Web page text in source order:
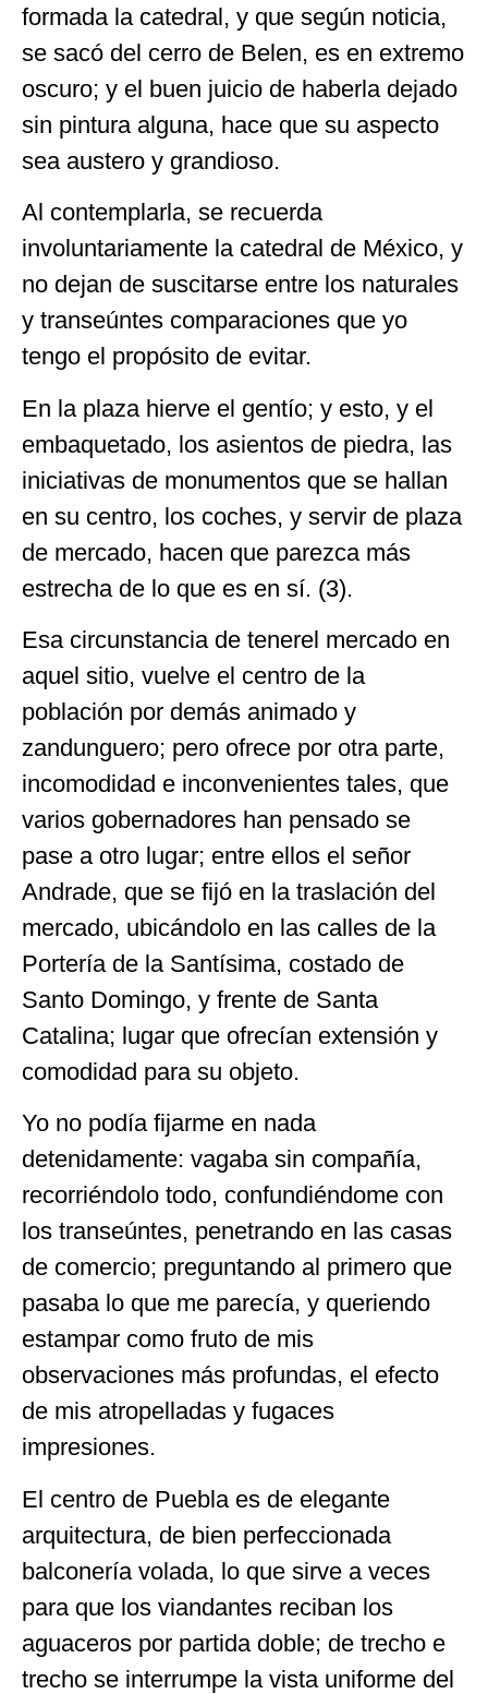
formada la catedral, y que según noticia,
se sacó del cerro de Belen, es en extremo
oscuro; y el buen juicio de haberla dejado
sin pintura alguna, hace que su aspecto
sea austero y grandioso.
Al contemplarla, se recuerda
involuntariamente la catedral de México, y
no dejan de suscitarse entre los naturales
y transeúntes comparaciones que yo
tengo el propósito de evitar.
En la plaza hierve el gentío; y esto, y el
embaquetado, los asientos de piedra, las
iniciativas de monumentos que se hallan
en su centro, los coches, y servir de plaza
de mercado, hacen que parezca más
estrecha de lo que es en sí. (3).
Esa circunstancia de tenerel mercado en
aquel sitio, vuelve el centro de la
población por demás animado y
zandunguero; pero ofrece por otra parte,
incomodidad e inconvenientes tales, que
varios gobernadores han pensado se
pase a otro lugar; entre ellos el señor
Andrade, que se fijó en la traslación del
mercado, ubicándolo en las calles de la
Portería de la Santísima, costado de
Santo Domingo, y frente de Santa
Catalina; lugar que ofrecían extensión y
comodidad para su objeto.
Yo no podía fijarme en nada
detenidamente: vagaba sin compañía,
recorriéndolo todo, confundiéndome con
los transeúntes, penetrando en las casas
de comercio; preguntando al primero que
pasaba lo que me parecía, y queriendo
estampar como fruto de mis
observaciones más profundas, el efecto
de mis atropelladas y fugaces
impresiones.
El centro de Puebla es de elegante
arquitectura, de bien perfeccionada
balconería volada, lo que sirve a veces
para que los viandantes reciban los
aguaceros por partida doble; de trecho e
trecho se interrumpe la vista uniforme del